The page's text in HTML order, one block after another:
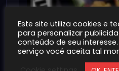
Legend of
~100MB 1K+
Este site utiliza cookies e
para personalizar
conteúdo de seu
serviço você aceita tal